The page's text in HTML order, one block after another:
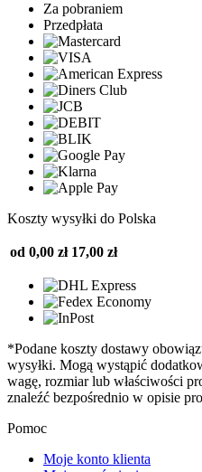
Za pobraniem
Przedpłata
Koszty wysyłki do Polska
od 0,00 zł 17,00 zł
*Podane koszty dostawy
wysyłki. Mogą wystąpić
wagę, rozmiar lub właściwości
znaleźć bezpośrednio w opisie
Pomoc
Moje konto klienta